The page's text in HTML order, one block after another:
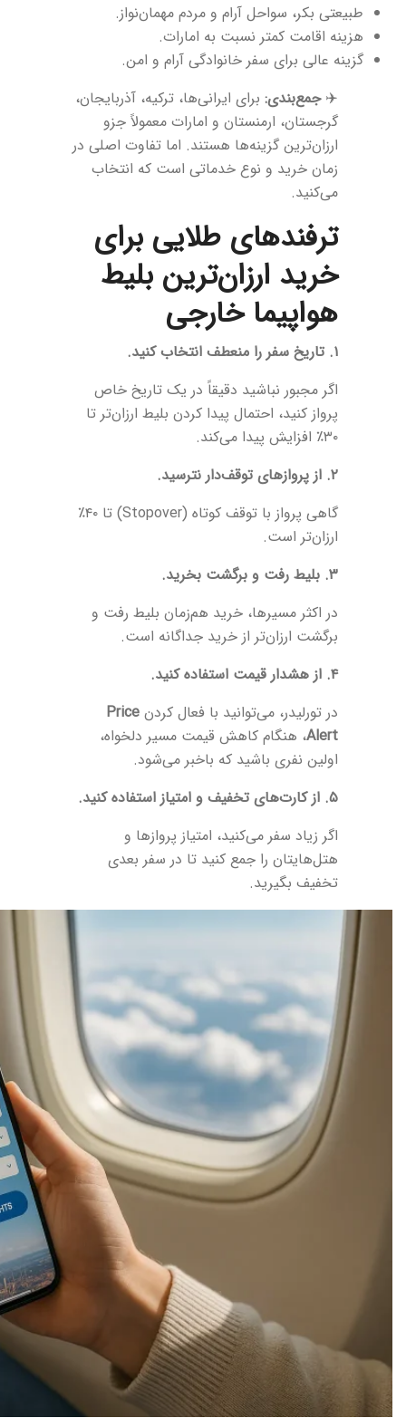
طبیعتی بکر، سواحل آرام و مردم مهمان‌نواز.
هزینه اقامت کمتر نسبت به امارات.
گزینه عالی برای سفر خانوادگی آرام و امن.
✈️جمع‌بندی: برای ایرانی‌ها، ترکیه، آذربایجان،
گرجستان، ارمنستان و امارات معمولاً جزو
ارزان‌ترین گزینه‌ها هستند. اما تفاوت اصلی در
زمان خرید و نوع خدماتی است که انتخاب
می‌کنید.
ترفندهای طلایی برای
خرید ارزان‌ترین بلیط
هواپیما خارجی
۱. تاریخ سفر را منعطف انتخاب کنید.
اگر مجبور نباشید دقیقاً در یک تاریخ خاص
پرواز کنید، احتمال پیدا کردن بلیط ارزان‌تر تا
۳۰٪ افزایش پیدا می‌کند.
۲. از پروازهای توقف‌دار نترسید.
گاهی پرواز با توقف کوتاه (Stopover) تا ۴۰٪
ارزان‌تر است.
۳. بلیط رفت و برگشت بخرید.
در اکثر مسیرها، خرید هم‌زمان بلیط رفت و
برگشت ارزان‌تر از خرید جداگانه است.
۴. از هشدار قیمت استفاده کنید.
در تورلیدر، می‌توانید با فعال کردن Price
Alert، هنگام کاهش قیمت مسیر دلخواه،
اولین نفری باشید که باخبر می‌شود.
۵. از کارت‌های تخفیف و امتیاز استفاده کنید.
اگر زیاد سفر می‌کنید، امتیاز پروازها و
هتل‌هایتان را جمع کنید تا در سفر بعدی
تخفیف بگیرید.